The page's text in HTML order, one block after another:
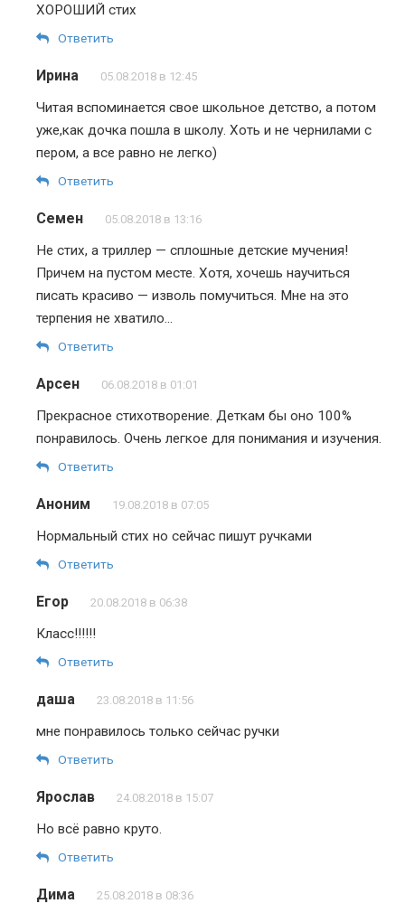
ХОРОШИЙ стих
Ответить
Ирина 05.08.2018 в 12:45
Читая вспоминается свое школьное детство, а потом
уже,как дочка пошла в школу. Хоть и не чернилами с
пером, а все равно не легко)
Ответить
Семен 05.08.2018 в 13:16
Не стих, а триллер — сплошные детские мучения!
Причем на пустом месте. Хотя, хочешь научиться
писать красиво — изволь помучиться. Мне на это
терпения не хватило…
Ответить
Арсен 06.08.2018 в 01:01
Прекрасное стихотворение. Деткам бы оно 100%
понравилось. Очень легкое для понимания и изучения.
Ответить
Аноним 19.08.2018 в 07:05
Нормальный стих но сейчас пишут ручками
Ответить
Егор 20.08.2018 в 06:38
Класс!!!!!!
Ответить
даша 23.08.2018 в 11:56
мне понравилось только сейчас ручки
Ответить
Ярослав 24.08.2018 в 15:07
Но всё равно круто.
Ответить
Дима 25.08.2018 в 08:36